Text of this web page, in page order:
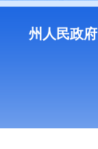
州人民政府